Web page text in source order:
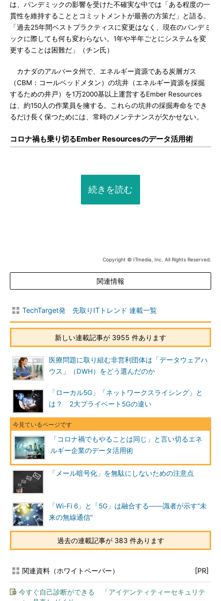
は、パンデミックの影響を受けた不確実な中では「ある程度の一
貫性を維持することとコミットメントが最善の方策だ」と語る。
「過去25年間ベストプラクティスに変更はなく、現在のパンデミ
ックに際しても何も変わらない。1年や半年ごとにシステムを変
更することは困難だ」（チン氏）
カナダのアルバータ州で、エネルギー資源である炭層ガス
（CBM：コールベッドメタン）の坑井（エネルギー資源を採掘
するための井戸）を1万2000基以上運営するEmber Resources
は、約150人の作業員を擁する。これらの坑井の採掘寿命をでき
るだけ長く保つためには、常時のメンテナンスが欠かせない。
コロナ禍も乗り切るEmber Resourcesのデータ活用術
続きを読む
Copyright © ITmedia, Inc. All Rights Reserved.
関連情報
TechTarget発 先取りITトレンド 連載一覧
新しい連載記事が 3955 件あります
医療問題に取り組む非営利団体は「データウェアハ
ウス」（DWH）をどう選んだのか
「ローカル5G」「ネットワークスライシング」と
は？ 2大プライベート5Gの違い
「コロナ禍でもやることは同じ」と言い切るエネ
ルギー企業のデータ活用術
「メール暗号化」を無駄にしないための注意点
「Wi-Fi 6」と「5G」は融合する――識者が示す“未
来の無線通信”
過去の連載記事が 383 件あります
関連資料（ホワイトペーパー） [PR]
今すぐ自己診断ができる 「アイデンティティーセキュリテ